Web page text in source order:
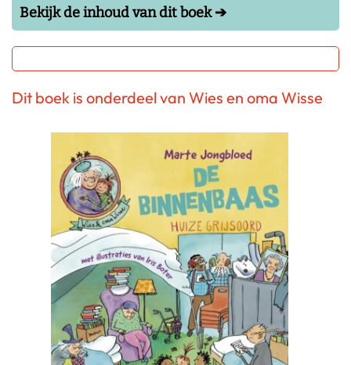
Bekijk de inhoud van dit boek ➔
Dit boek is onderdeel van Wies en oma Wisse